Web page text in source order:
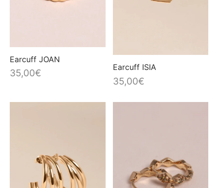
Earcuff JOAN
35,00€ Earcuff ISIA
35,00€